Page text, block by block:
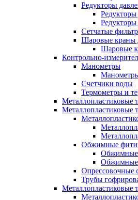
Редукторы
Редукторы
Сетчатые
Шаровые краны
Шаровые
Контрольно-
Манометры
Счетчики воды
Термометры и
Металлопластиковые
Обжимные
Обжимные
Обжимные
Опрессовочные
Трубы